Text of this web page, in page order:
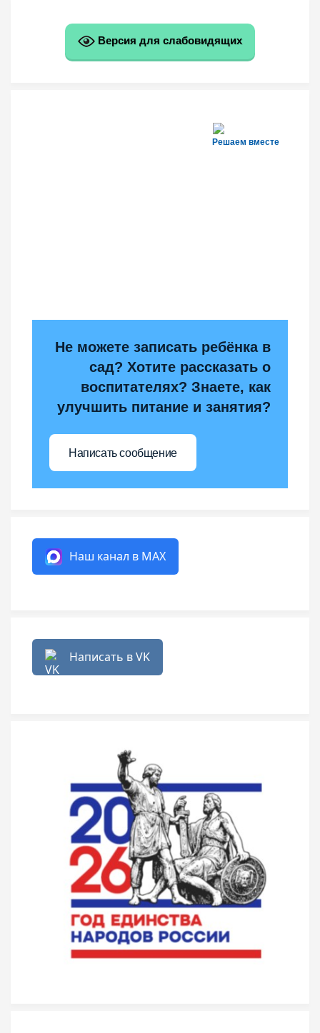
Версия для слабовидящих
Решаем вместе
Не можете записать ребёнка в
сад? Хотите рассказать о
воспитателях? Знаете, как
улучшить питание и занятия?
Написать сообщение
Наш канал в MAX
Написать в VK